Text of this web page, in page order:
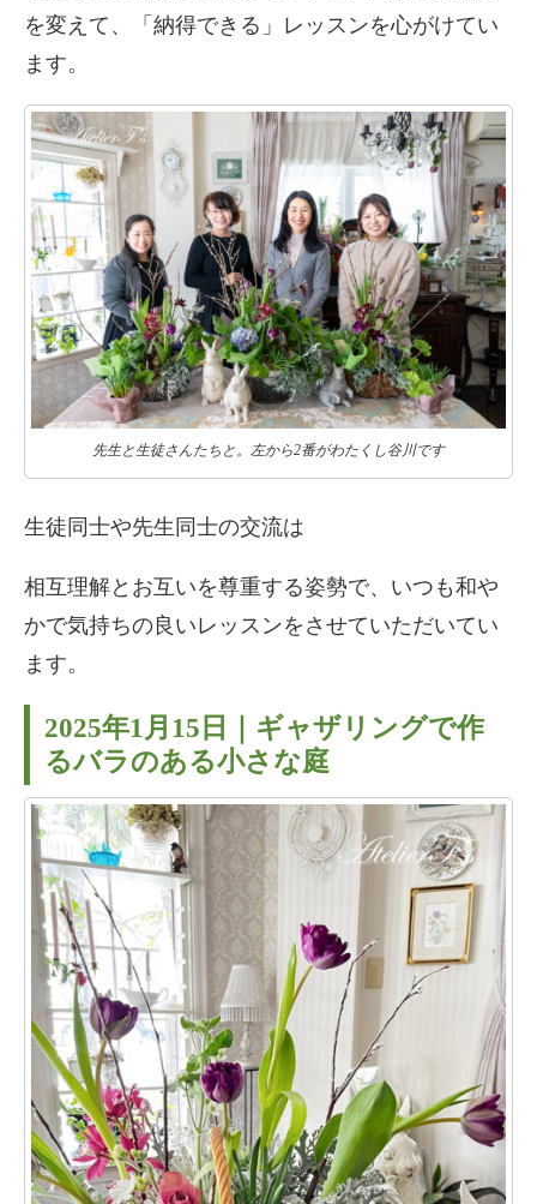
を変えて、「納得できる」レッスンを心がけてい
ます。
先生と生徒さんたちと。左から2番がわたくし谷川です
生徒同士や先生同士の交流は
相互理解とお互いを尊重する姿勢で、いつも和や
かで気持ちの良いレッスンをさせていただいてい
ます。
2025年1月15日｜ギャザリングで作
るバラのある小さな庭